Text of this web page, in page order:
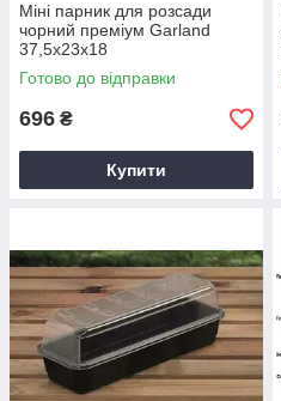
Міні парник для розсади
чорний преміум Garland
37,5x23x18
Готово до відправки
696 ₴
Купити